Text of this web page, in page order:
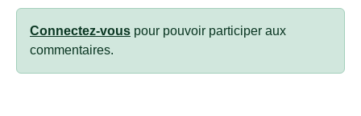
Connectez-vous pour pouvoir participer aux
commentaires.